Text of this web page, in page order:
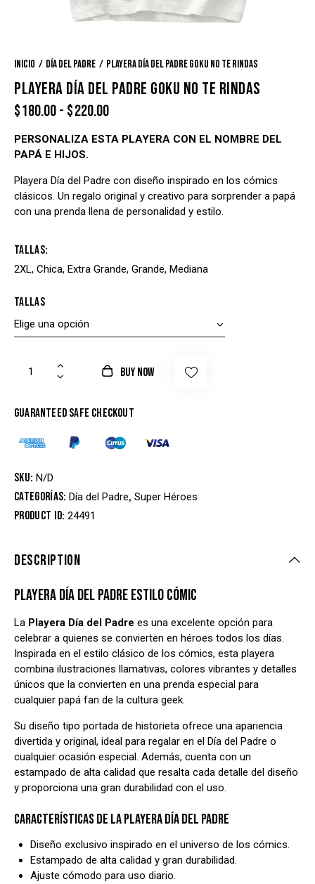
Inicio Día del Padre Playera Día del Padre Goku no te rindas
PLAYERA DÍA DEL PADRE GOKU NO TE RINDAS
$180.00- $220.00
PERSONALIZA ESTA PLAYERA CON EL NOMBRE DEL
PAPÁ E HIJOS.
Playera Día del Padre con diseño inspirado en los cómics
clásicos. Un regalo original y creativo para sorprender a papá
con una prenda llena de personalidad y estilo.
Tallas
2XL, Chica, Extra Grande, Grande, Mediana
Tallas
BUY NOW
Guaranteed safe checkout
SKU: N/D
Categorías:Día del Padre, Super Héroes
Product ID:24491
DESCRIPTION
PLAYERA DÍA DEL PADRE ESTILO CÓMIC
La Playera Día del Padre es una excelente opción para
celebrar a quienes se convierten en héroes todos los días.
Inspirada en el estilo clásico de los cómics, esta playera
combina ilustraciones llamativas, colores vibrantes y detalles
únicos que la convierten en una prenda especial para
cualquier papá fan de la cultura geek.
Su diseño tipo portada de historieta ofrece una apariencia
divertida y original, ideal para regalar en el Día del Padre o
cualquier ocasión especial. Además, cuenta con un
estampado de alta calidad que resalta cada detalle del diseño
y proporciona una gran durabilidad con el uso.
CARACTERÍSTICAS DE LA PLAYERA DÍA DEL PADRE
Diseño exclusivo inspirado en el universo de los cómics.
Estampado de alta calidad y gran durabilidad.
Ajuste cómodo para uso diario.